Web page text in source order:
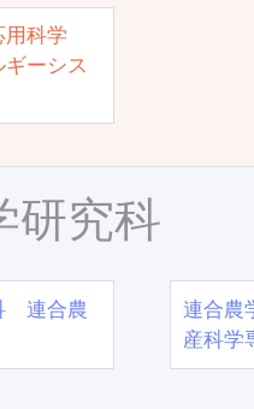
用科学
ーシス
研究科
連合農
連合農
産科学